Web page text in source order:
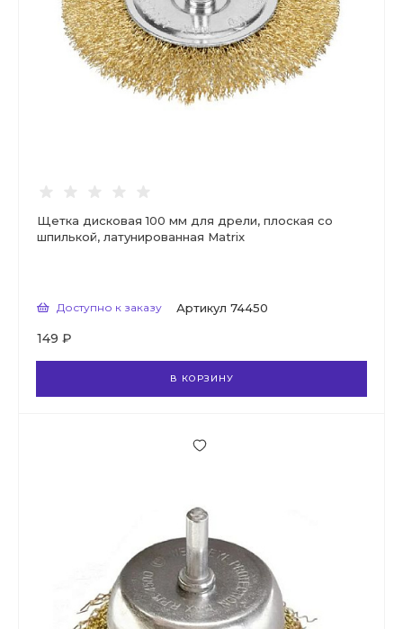
Щетка дисковая 100 мм для дрели, плоская со
шпилькой, латунированная Matrix
Доступно к заказу Артикул 74450
149 ₽
В КОРЗИНУ